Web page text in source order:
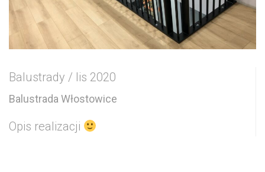
Balustrady / lis 2020
Balustrada Włostowice
Opis realizacji